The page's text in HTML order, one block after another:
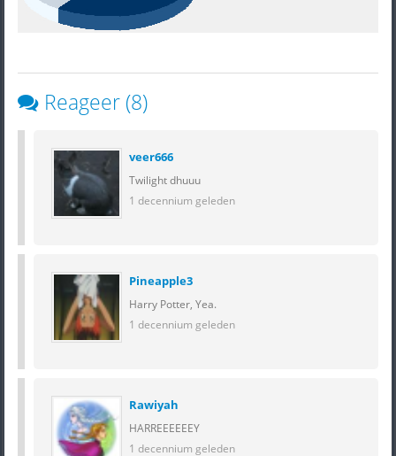
Reageer (8)
veer666
Twilight dhuuu
1 decennium geleden
Pineapple3
Harry Potter, Yea.
1 decennium geleden
Rawiyah
HARREEEEEEY
1 decennium geleden